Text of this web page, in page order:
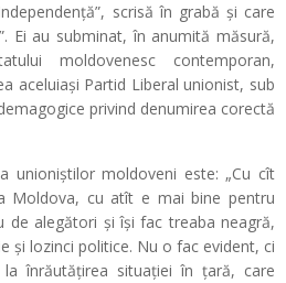
scrisă în grabă și care
Ei au subminat, în anumită măsură,
moldovenesc contemporan,
aceluiași Partid Liberal unionist, sub
privind denumirea corectă
unioniștilor moldoveni este: „Cu cît
Moldova, cu atît e mai bine pentru
de alegători și își fac treaba neagră,
și lozinci politice. Nu o fac evident, ci
înrăutățirea situației în țară, care